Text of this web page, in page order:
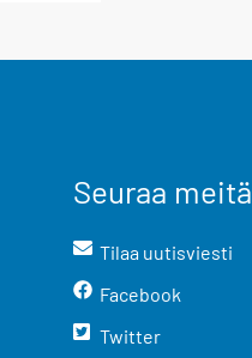
Seuraa meitä
Tilaa uutisviesti
Facebook
Twitter